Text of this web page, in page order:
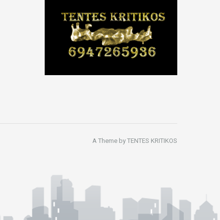
A Theme by TENTES KRITIKOS